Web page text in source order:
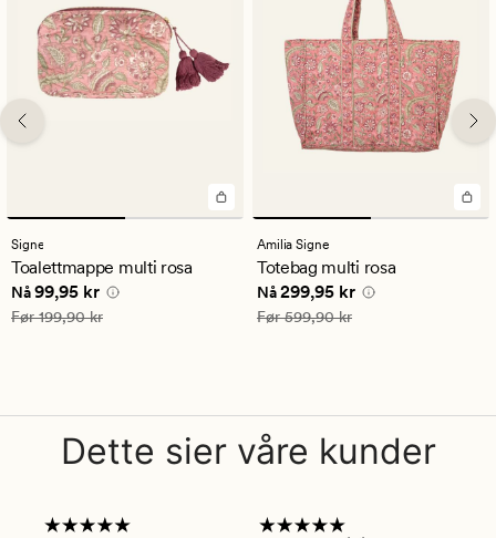
Signe
Toalettmappe multi rosa
Nåværende pris
Nå99,95 kr
Vanlig pris 199,90 kr
Før199,90 kr
Amilia Signe
Totebag multi rosa
Nåværende pris
Nå299,95 kr
Vanlig pris 599,90 kr
Før599,90 kr
Dette sier våre kunder